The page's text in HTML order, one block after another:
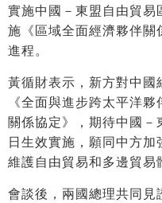
實施中國－東盟自由貿
施《區域全面經濟夥伴
進程。
黃循財表示，新方對中國
《全面與進步跨太平洋
關係協定》，期待中國
日生效實施，願同中方加
維護自由貿易和多邊貿易
會談後，兩國總理共同